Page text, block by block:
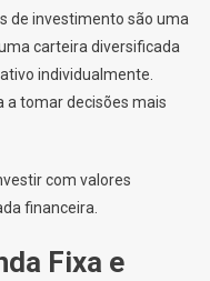
de investimento são uma
carteira diversificada
individualmente.
a tomar decisões mais
com valores
financeira.
Fixa e